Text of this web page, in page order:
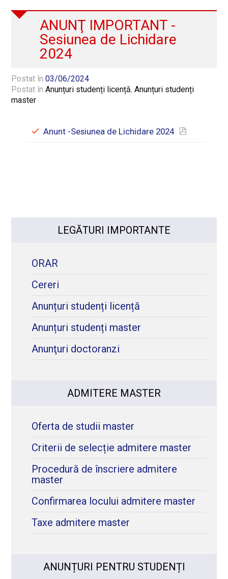
ANUNŢ IMPORTANT -
Sesiunea de Lichidare
2024
Postat în03/06/2024
Postat înAnunțuri studenți licență,Anunțuri studenți
master
Anunt -Sesiunea de Lichidare 2024
LEGĂTURI IMPORTANTE
ORAR
Cereri
Anunțuri studenți licență
Anunțuri studenți master
Anunţuri doctoranzi
ADMITERE MASTER
Oferta de studii master
Criterii de selecție admitere master
Procedură de înscriere admitere
master
Confirmarea locului admitere master
Taxe admitere master
ANUNȚURI PENTRU STUDENȚI